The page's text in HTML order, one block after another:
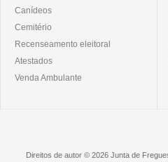
Canídeos
Cemitério
Recenseamento eleitoral
Atestados
Venda Ambulante
Direitos de autor © 2026 Junta de